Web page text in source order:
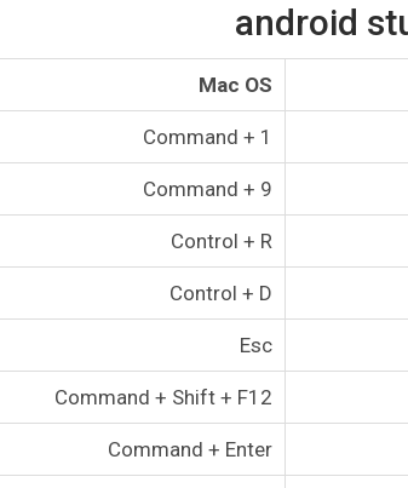
Mac OS
Command + 1
Command + 9
Control + R
Control + D
Esc
Command + Shift + F12
Command + Enter